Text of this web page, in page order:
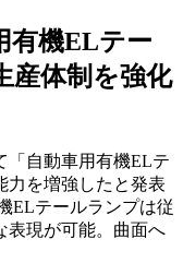
有機ELテー
産体制を強化
「自動車用有機ELテ
力を増強したと発表
ELテールランプは従
表現が可能。曲面へ